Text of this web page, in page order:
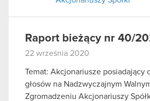
Raport bieżący nr 40/
22 września 2020
Temat: Akcjonariusze posiadający
głosów na Nadzwyczajnym
Zgromadzeniu Akcjonariuszy